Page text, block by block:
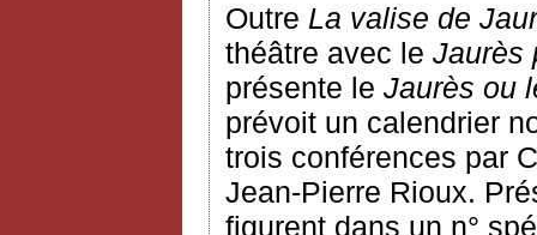
Outre La valise de
théâtre avec le Jaurès
présente le Jaurès ou
prévoit un calendrier
trois conférences par
Jean-Pierre Rioux.
figurent dans un n°